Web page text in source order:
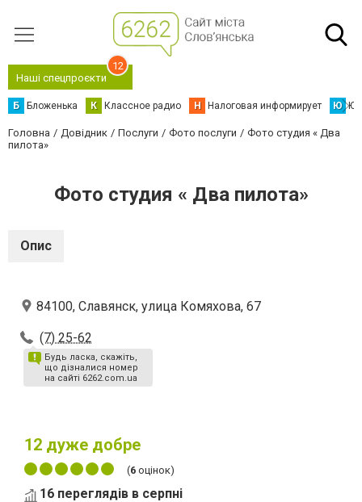
Наші спецпроєкти
12
Б Бложенька К Классное радио Н Налоговая информирует Ю
Головна Довідник Послуги Фото послуги
Фото студия « Два
пилота»
Фото студия « Два пилота»
Опис
84100, Славянск, улица Комяхова, 67
(7) 25-62
Будь ласка, скажіть,
що дізналися номер
на сайті 6262.com.ua
12 дуже добре
(6 оцінок)
16 переглядів в серпні